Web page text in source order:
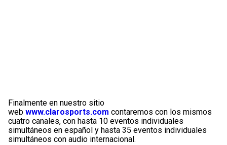
Finalmente en nuestro sitio
web www.clarosports.com contaremos con los mismos
cuatro canales, con hasta 10 eventos individuales
simultáneos en español y hasta 35 eventos individuales
simultáneos con audio internacional.